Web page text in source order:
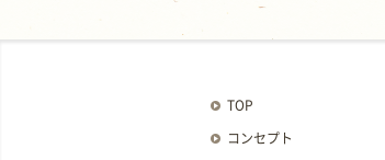
TOP
コンセプト